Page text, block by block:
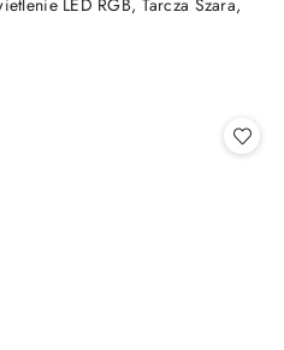
LED RGB, Tarcza Szara,